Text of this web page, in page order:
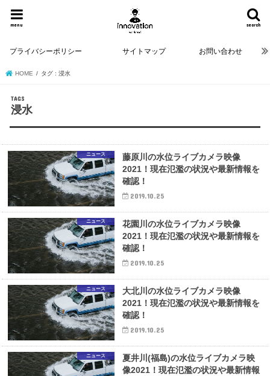
search
menu
プライバシーポリシー サイトマップ お問い合わせ
HOME タグ : 浸水
浸水
ニュース
藤原川の水位ライブカメラ映像
2021！現在氾濫の状況や最新情報を
確認！
2019.10.25
ニュース
花園川の水位ライブカメラ映像
2021！現在氾濫の状況や最新情報を
確認！
2019.10.25
ニュース
大北川の水位ライブカメラ映像
2021！現在氾濫の状況や最新情報を
確認！
2019.10.25
ニュース
夏井川(福島)の水位ライブカメラ映
像2021！現在氾濫の状況や最新情報